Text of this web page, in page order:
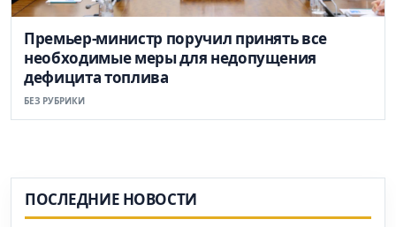
Премьер-министр поручил принять все
необходимые меры для недопущения
дефицита топлива
БЕЗ РУБРИКИ
ПОСЛЕДНИЕ НОВОСТИ